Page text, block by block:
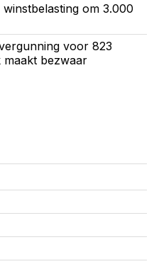
om 3.000
voor 823
maakt bezwaar